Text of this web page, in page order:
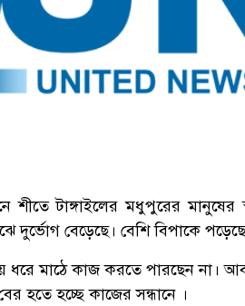
টাঙ্গাইলের মধুপুরের মানুষের
দুর্ভোগ বেড়েছে। বেশি বিপাকে
ধরে মাঠে কাজ করতে পারছেন না।
হতে হচ্ছে কাজের সন্ধানে ।